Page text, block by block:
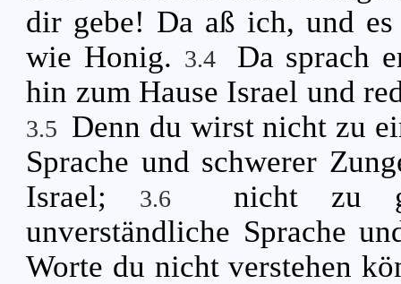
dir gebe! Da aß ich, und
wie Honig. 3.4
Da sprach
hin zum Hause Israel und
3.5 Denn du wirst nicht zu
Sprache und schwerer
Israel;
3.6
nicht zu
unverständliche Sprache
Worte du nicht verstehen